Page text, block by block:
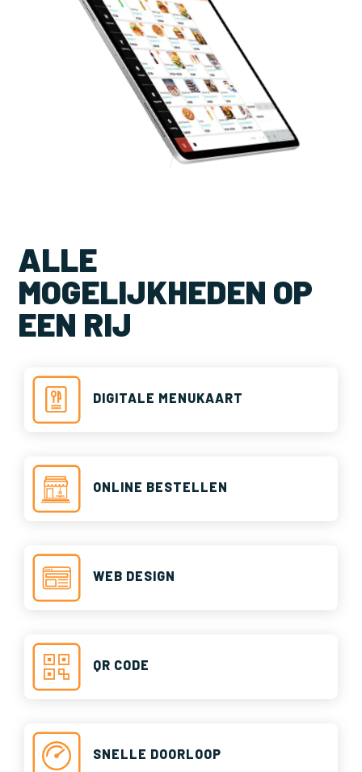
ALLE
MOGELIJKHEDEN OP
EEN RIJ
DIGITALE MENUKAART
ONLINE BESTELLEN
WEB DESIGN
QR CODE
SNELLE DOORLOOP